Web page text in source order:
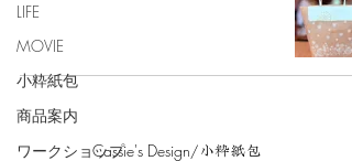
LIFE
MOVIE
小粋紙包
商品案内
ワークショップCassie's Design /小粋紙包